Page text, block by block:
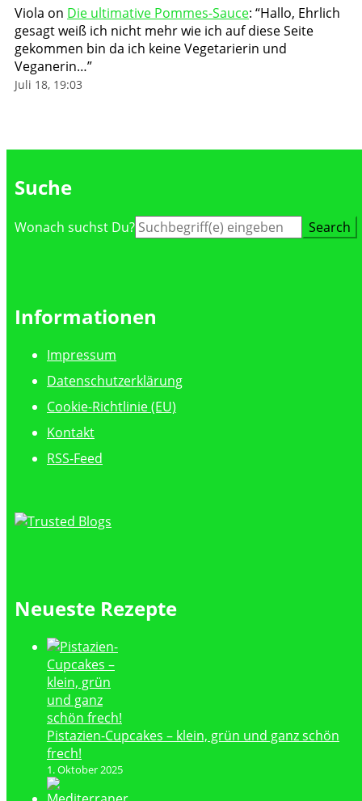
Viola on Die ultimative Pommes-Sauce: “Hallo, Ehrlich
gesagt weiß ich nicht mehr wie ich auf diese Seite
gekommen bin da ich keine Vegetarierin und
Veganerin…”
Juli 18, 19:03
Suche
Suche
Wonach suchst Du?
Informationen
Impressum
Datenschutzerklärung
Cookie-Richtlinie (EU)
Kontakt
RSS-Feed
Neueste Rezepte
Pistazien-Cupcakes – klein, grün und ganz schön
frech!
1. Oktober 2025